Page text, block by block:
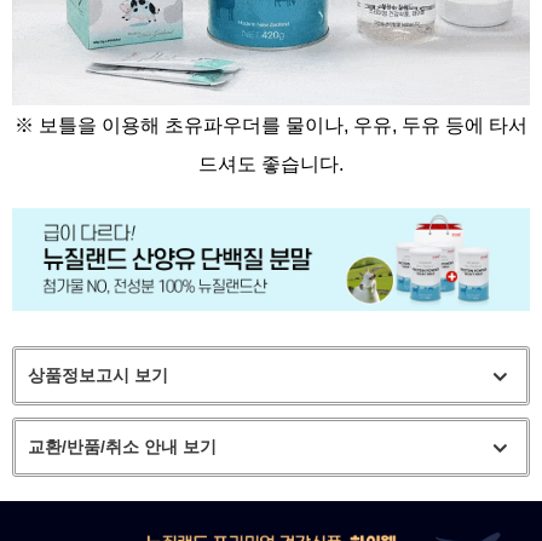
※ 보틀을 이용해 초유파우더를 물이나, 우유, 두유 등에 타서
드셔도 좋습니다.
상품정보고시 보기
교환/반품/취소 안내 보기